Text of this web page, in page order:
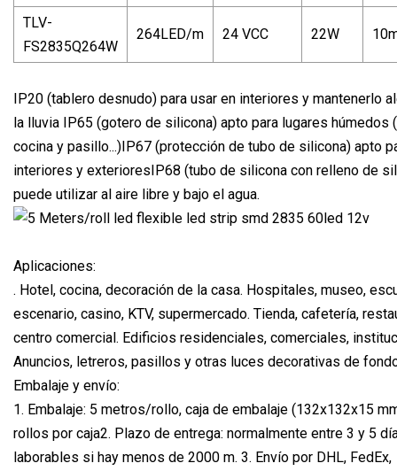
TLV-
FS2835Q264W
264LED/m 24 VCC 22W
IP20 (tablero desnudo) para usar en interiores y mantenerlo
la lluvia IP65 (gotero de silicona) apto para lugares húmedos
cocina y pasillo...)IP67 (protección de tubo de silicona) apto
interiores y exterioresIP68 (tubo de silicona con relleno de
puede utilizar al aire libre y bajo el agua.
Aplicaciones:
. Hotel, cocina, decoración de la casa. Hospitales, museo,
escenario, casino, KTV, supermercado. Tienda, cafetería,
centro comercial. Edificios residenciales, comerciales,
Anuncios, letreros, pasillos y otras luces decorativas de
Embalaje y envío:
1. Embalaje: 5 metros/rollo, caja de embalaje (132x132x15
rollos por caja2. Plazo de entrega: normalmente entre 3 y 5
laborables si hay menos de 2000 m. 3. Envío por DHL, FedEx,